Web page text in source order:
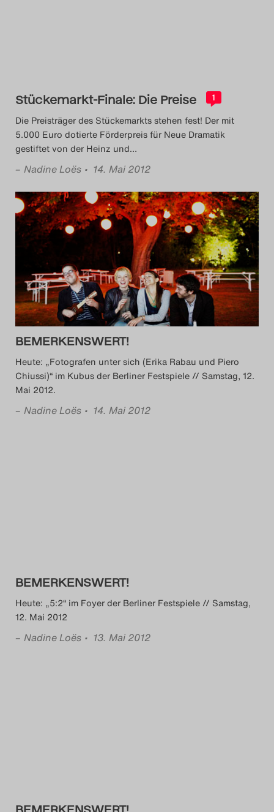
Stückemarkt-Finale: Die Preise 1
Die Preisträger des Stückemarkts stehen fest! Der mit
5.000 Euro dotierte Förderpreis für Neue Dramatik
gestiftet von der Heinz und…
– Nadine Loës • 14. Mai 2012
BEMERKENSWERT!
Heute: „Fotografen unter sich (Erika Rabau und Piero
Chiussi)“ im Kubus der Berliner Festspiele // Samstag, 12.
Mai 2012.
– Nadine Loës • 14. Mai 2012
BEMERKENSWERT!
Heute: „5:2“ im Foyer der Berliner Festspiele // Samstag,
12. Mai 2012
– Nadine Loës • 13. Mai 2012
BEMERKENSWERT!